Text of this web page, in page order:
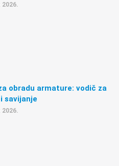
2026.
obradu armature: vodič za
savijanje
2026.